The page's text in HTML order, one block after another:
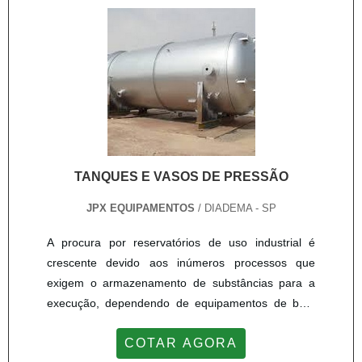
funcionamento desse aquecedor. O primeiro é o
TANQUES E VASOS DE PRESSÃO
JPX EQUIPAMENTOS / DIADEMA - SP
A procura por reservatórios de uso industrial é
crescente devido aos inúmeros processos que
exigem o armazenamento de substâncias para a
execução, dependendo de equipamentos de bom
e vasos de pressão são indispensáveis para os
COTAR AGORA